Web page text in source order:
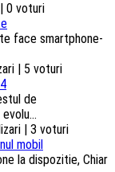
0 voturi
face smartphone-
| 5 voturi
de
| 3 voturi
mobil
la dispozitie, Chiar